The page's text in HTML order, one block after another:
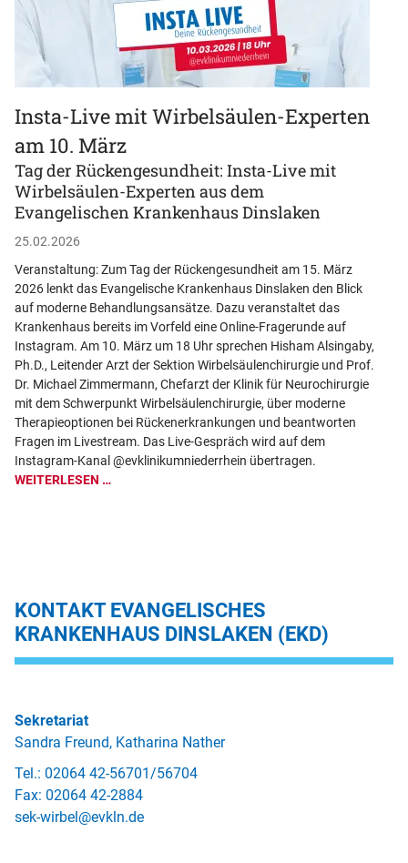
Insta-Live mit Wirbelsäulen-Experten
am 10. März
Tag der Rückengesundheit: Insta-Live mit
Wirbelsäulen-Experten aus dem
Evangelischen Krankenhaus Dinslaken
25.02.2026
Veranstaltung: Zum Tag der Rückengesundheit am 15. März
2026 lenkt das Evangelische Krankenhaus Dinslaken den Blick
auf moderne Behandlungsansätze. Dazu veranstaltet das
Krankenhaus bereits im Vorfeld eine Online-Fragerunde auf
Instagram. Am 10. März um 18 Uhr sprechen Hisham Alsingaby,
Ph.D., Leitender Arzt der Sektion Wirbelsäulenchirurgie und Prof.
Dr. Michael Zimmermann, Chefarzt der Klinik für Neurochirurgie
mit dem Schwerpunkt Wirbelsäulenchirurgie, über moderne
Therapieoptionen bei Rückenerkrankungen und beantworten
Fragen im Livestream. Das Live-Gespräch wird auf dem
Instagram-Kanal @evklinikumniederrhein übertragen.
WEITERLESEN …
KONTAKT EVANGELISCHES
KRANKENHAUS DINSLAKEN (EKD)
Sekretariat
Sandra Freund, Katharina Nather
Tel.: 02064 42-56701/56704
Fax: 02064 42-2884
sek-wirbel@evkln.de